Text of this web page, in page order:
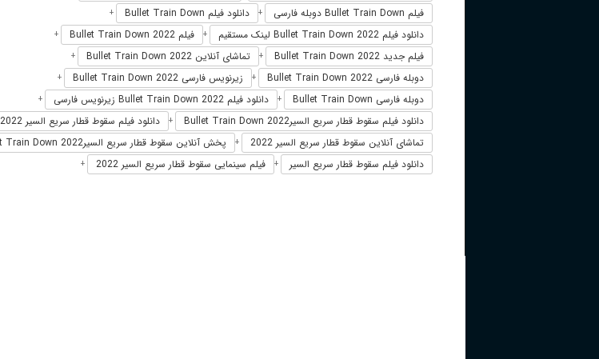
فیلم Bullet Train Down دوبله فارسی + دانلود فیلم Bullet Train Down +
دانلود فیلم Bullet Train Down 2022 لینک مستقیم + فیلم Bullet Train Down 2022 +
فیلم جدید Bullet Train Down 2022 + تماشای آنلاین Bullet Train Down 2022 +
دوبله فارسی Bullet Train Down 2022 + زیرنویس فارسی Bullet Train Down 2022 +
دوبله فارسی Bullet Train Down + دانلود فیلم Bullet Train Down 2022 زیرنویس فارسی +
دانلود فیلم سقوط قطار سریع السیرBullet Train Down 2022 + دانلود فیلم سقوط قطار سریع السیر 2022
تماشای آنلاین سقوط قطار سریع السیر 2022 + پخش آنلاین سقوط قطار سریع السیرBullet Train Down 2022
دانلود فیلم سقوط قطار سریع السیر + فیلم سینمایی سقوط قطار سریع السیر 2022 +